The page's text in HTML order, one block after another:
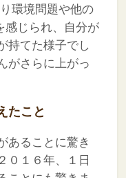
環境問題や他の
感じられ、自分が
持てた様子でし
がさらに上がっ
たこと
あることに驚き
０１６年、１日